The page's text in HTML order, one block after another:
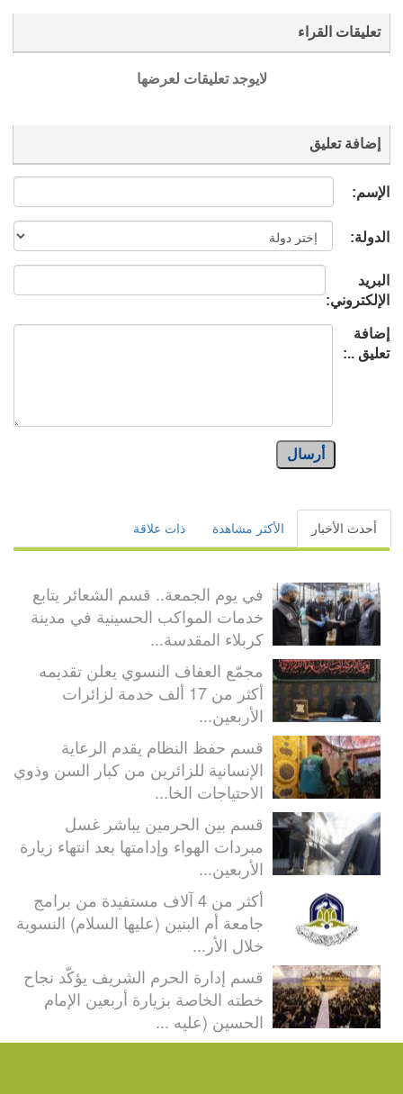
تعليقات القراء
لايوجد تعليقات لعرضها
إضافة تعليق
الإسم:
الدولة:
البريد
الإلكتروني:
إضافة
تعليق ..:
أرسال
أحدث الأخبار الأكثر مشاهدة ذات علاقة
في يوم الجمعة.. قسم الشعائر يتابع
خدمات المواكب الحسينية في مدينة
كربلاء المقدسة...
مجمّع العفاف النسوي يعلن تقديمه
أكثر من 17 ألف خدمة لزائرات
الأربعين...
قسم حفظ النظام يقدم الرعاية
الإنسانية للزائرين من كبار السن وذوي
الاحتياجات الخا...
قسم بين الحرمين يباشر غسل
مبردات الهواء وإدامتها بعد انتهاء زيارة
الأربعين...
أكثر من 4 آلاف مستفيدة من برامج
جامعة أم البنين (عليها السلام) النسوية
خلال الأر...
قسم إدارة الحرم الشريف يؤكّد نجاح
خطته الخاصة بزيارة أربعين الإمام
الحسين (عليه ...